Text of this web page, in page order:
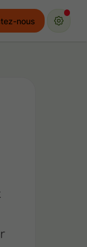
nous